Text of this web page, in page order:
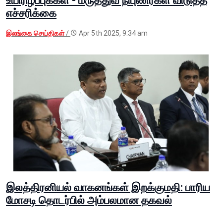
எச்சரிக்கை
இலங்கை செய்திகள்/ Apr 5th 2025, 9:34 am
இலத்திரனியல் வாகனங்கள் இறக்குமதி: பாரிய
மோசடி தொடர்பில் அம்பலமான தகவல்